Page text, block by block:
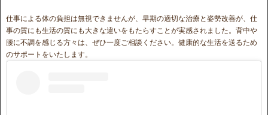
仕事による体の負担は無視できませんが、早期の適切な治療と姿勢改善が、仕
事の質にも生活の質にも大きな違いをもたらすことが実感されました。背中や
腰に不調を感じる方々は、ぜひ一度ご相談ください。健康的な生活を送るため
のサポートをいたします。